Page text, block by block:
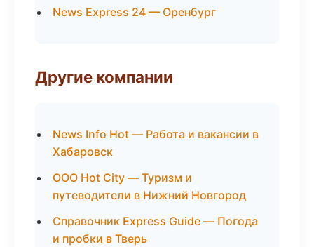
News Express 24 — Оренбург
Другие компании
News Info Hot — Работа и вакансии в
Хабаровск
ООО Hot City — Туризм и
путеводители в Нижний Новгород
Справочник Express Guide — Погода
и пробки в Тверь